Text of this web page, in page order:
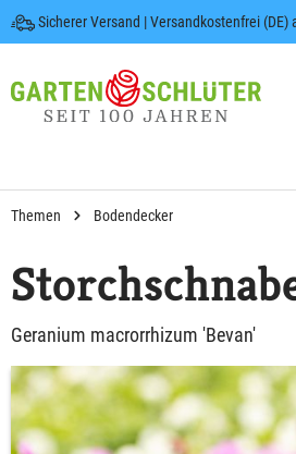
Zur Hauptnavigation
Sicherer Versand | Versandkostenfrei (DE)
Themen Bodendecker
Geranium macrorrhizum 'Bevan'